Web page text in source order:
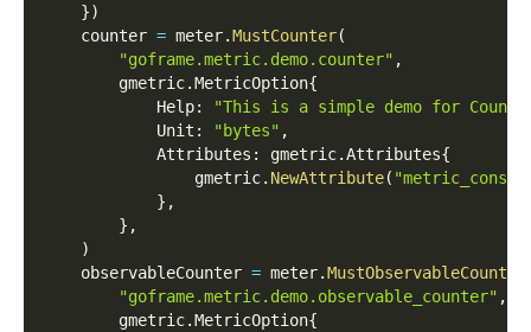
})
    counter
= meter.MustCounter(
"goframe.metric.demo.counter" ,
        gmetric
.MetricOption{
            Help
:
"This is a simple demo for
            Unit
: "bytes" ,
            Attributes
: gmetric.Attributes{
                gmetric
. NewAttribute(
} ,
} ,
)
    observableCounter
= meter.MustObservableCounter
"goframe.metric.demo.observable_counter" ,
        gmetric
.MetricOption{